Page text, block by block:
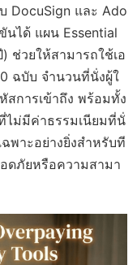
DocuSign และ Ado
ได้ แผน Essential
ช่วยให้สามารถใช้เอ
ฉบับ จำนวนที่นั่งผู้ใ
การเข้าถึง พร้อมทั้ง
ม่มีค่าธรรมเนียมที่นั่
พาะอย่างยิ่งสำหรับที
ดภัยหรือความสามา